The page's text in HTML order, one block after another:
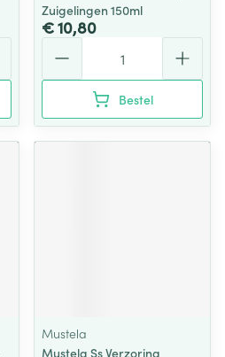
Zuigelingen 150ml
€ 10,80
Bestel
Mustela
Mustela Ss Verzoring